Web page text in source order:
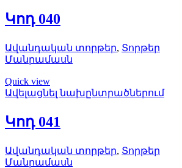
Կոդ 040
Ավանդական տորթեր, Տորթեր
Մանրամասն
Quick view
Ավելացնել նախընտրածներում
Կոդ 041
Ավանդական տորթեր, Տորթեր
Մանրամասն